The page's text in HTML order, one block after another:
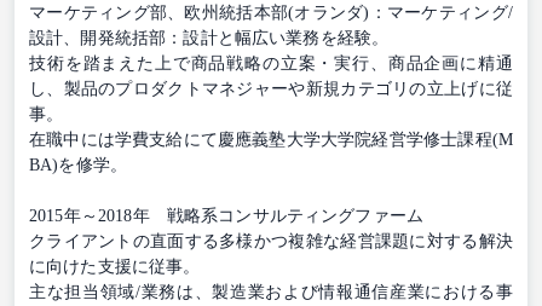
マーケティング部、欧州統括本部(オランダ)：マーケティング/
設計、開発統括部：設計と幅広い業務を経験。
技術を踏まえた上で商品戦略の立案・実行、商品企画に精通
し、製品のプロダクトマネジャーや新規カテゴリの立上げに従
事。
在職中には学費支給にて慶應義塾大学大学院経営学修士課程(M
BA)を修学。
2015年～2018年 戦略系コンサルティングファーム
クライアントの直面する多様かつ複雑な経営課題に対する解決
に向けた支援に従事。
主な担当領域/業務は、製造業および情報通信産業における事